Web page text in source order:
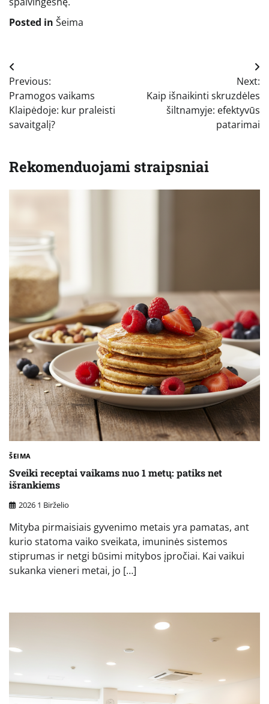
Posted in Šeima
Navigacija
tarp
įrašų
Previous:
Pramogos vaikams
Klaipėdoje: kur praleisti
savaitgalį?
Next:
Kaip išnaikinti skruzdėles
šiltnamyje: efektyvūs
patarimai
Rekomenduojami straipsniai
ŠEIMA
Sveiki receptai vaikams nuo 1 metų: patiks net
išrankiems
2026 1 Birželio
Mityba pirmaisiais gyvenimo metais yra pamatas, ant
kurio statoma vaiko sveikata, imuninės sistemos
stiprumas ir netgi būsimi mitybos įpročiai. Kai vaikui
sukanka vieneri metai, jo […]